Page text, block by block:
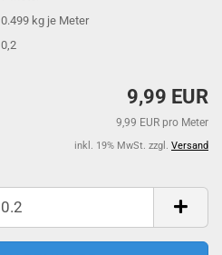
0.499 kg je Meter
0,2
9,99 EUR
9,99 EUR pro Meter
inkl. 19% MwSt. zzgl. Versand